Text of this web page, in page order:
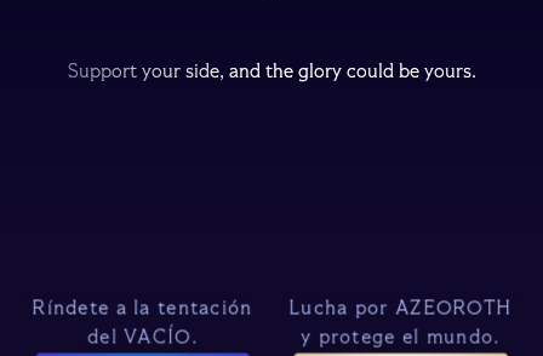
Support your side, and the glory could be yours.
Support your side, and the glory could be yours.
Support your side, and the glory could be yours.
Ríndete a la tentación
del VACÍO.
Lucha por AZEOROTH
y protege el mundo.